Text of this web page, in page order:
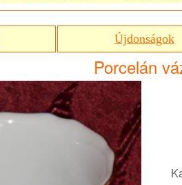
Újdonságok
Porcelán